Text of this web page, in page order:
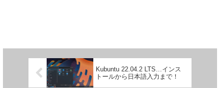
Kubuntu 22.04.2 LTS…インス
トールから日本語入力まで！